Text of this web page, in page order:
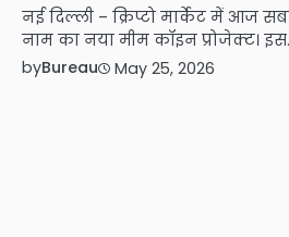
नई दिल्ली – क्रिप्टो मार्केट में आज
नाम का नया मीम कॉइन प्रोजेक्ट।
byBureau May 25, 2026